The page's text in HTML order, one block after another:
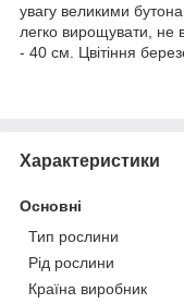
увагу великими
легко вирощувати, не
- 40 см. Цвітіння
Характеристики
Основні
Тип рослини
Рід рослини
Країна виробник